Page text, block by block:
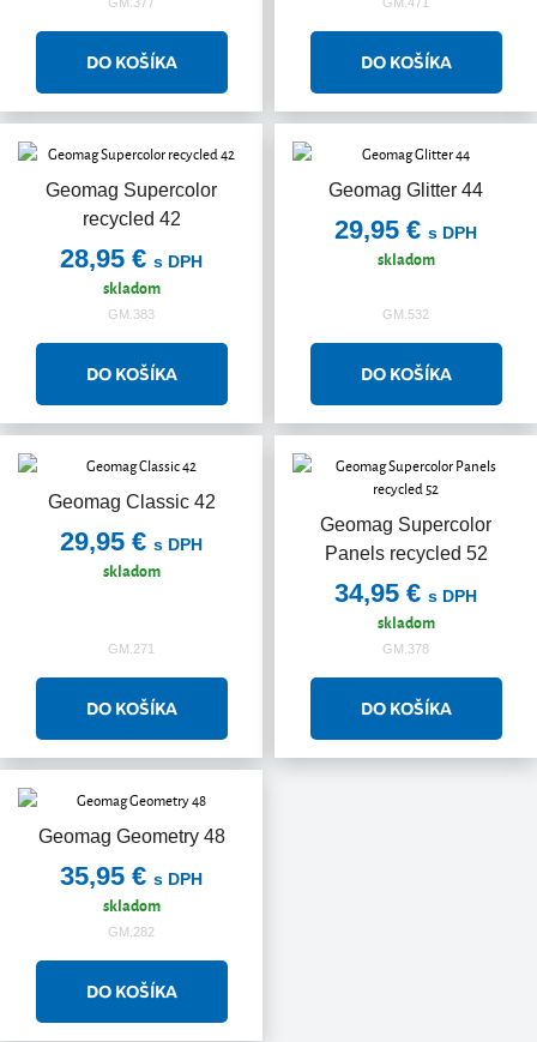
Geomag Supercolor
recycled 42
28,95 € s DPH
skladom
GM.383
Geomag Glitter 44
29,95 € s DPH
skladom
GM.532
Geomag Classic 42
29,95 € s DPH
skladom
GM.271
Geomag Supercolor
Panels recycled 52
34,95 € s DPH
skladom
GM.378
Geomag Geometry 48
35,95 € s DPH
skladom
GM.282